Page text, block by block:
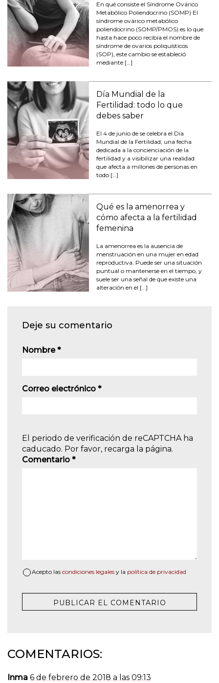
En qué consiste el Síndrome Ovárico
Metabólico Poliendocrino (SOMP) El
síndrome ovárico metabólico
poliendocrino (SOMP/PMOS) es lo que
hasta hace poco recibía el nombre de
síndrome de ovarios poliquísticos
(SOP), este cambio se estableció
mediante […]
Día Mundial de la
Fertilidad: todo lo que
debes saber
El 4 de junio de se celebra el Día
Mundial de la Fertilidad, una fecha
dedicada a la concienciación de la
fertilidad y a visibilizar una realidad
que afecta a millones de personas en
todo […]
Qué es la amenorrea y
cómo afecta a la fertilidad
femenina
La amenorrea es la ausencia de
menstruación en una mujer en edad
reproductiva. Puede ser una situación
puntual o mantenerse en el tiempo, y
suele ser una señal de que existe una
alteración en el […]
Deje su comentario
Nombre*
Correo electrónico *
El periodo de verificación de reCAPTCHA ha
caducado. Por favor, recarga la página.
Comentario *
Acepto las condiciones legales y la política de privacidad
COMENTARIOS:
Inma 6 de febrero de 2018 a las 09:13